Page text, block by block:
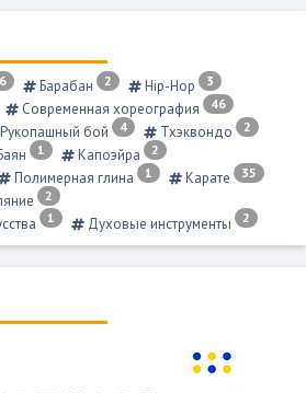
6 Барабан 2 Hip-Hop 3
Современная хореография 46
Рукопашный бой 4 Тхэквондо 2
1 Капоэйра 2
Полимерная глина 1 Карате 35
2
1 Духовые инструменты 2